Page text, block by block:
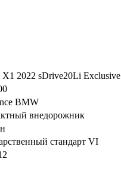
2022 sDrive20Li Exclusive
BMW
внедорожник
стандарт VI